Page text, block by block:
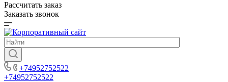
Рассчитать заказ
Заказать звонок
+74952752522
+74952752522